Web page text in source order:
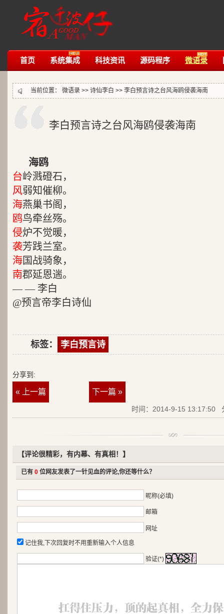
首页 系统集成 科技资讯 源码程序 微语录
当前位置： 微语录 >> 诗仙李白 >> 李白预言诗之台风海鸥侵袭海南
李白预言诗之台风海鸥侵袭海南
海鸥
台岭溅磴石，
风弱知催柳。
海燕巢书阁，
鸥鸟牵丝殇。
侵炉不觉暖，
袭芳践兰室。
海国战骑象，
南郡延恩遄。
— — 李白
@预言帝李白诗仙
标签： 李白预言诗
分享到:
« 上一篇 下一篇 »
时间：2014-9-15 13:17:50
【评论很精彩，有内幕、有真相！】
已有 0位网友发表了一针见血的评论,你还等什么？
昵称(必填)
邮箱
网址
记住我,下次回复时不用重新输入个人信息
验证(*)